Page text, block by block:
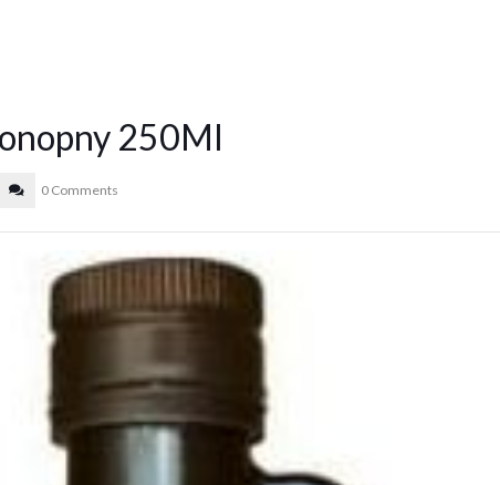
250Ml
0 Comments